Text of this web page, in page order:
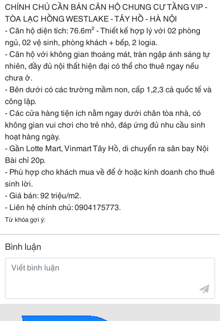
CHÍNH CHỦ CẦN BÁN CĂN HỘ CHUNG CƯ TẦNG VIP -
TÒA LẠC HỒNG WESTLAKE - TÂY HỒ - HÀ NỘI
- Căn hộ diện tích: 76.6m² - Thiết kế hợp lý với 02 phòng
ngủ, 02 vệ sinh, phòng khách + bếp, 2 logia.
- Căn hộ với không gian thoáng mát, tràn ngập ánh sáng tự
nhiên, đầy đủ nội thất hiện đại có thể cho thuê ngay nếu
chưa ở.
- Bên dưới có các trường mầm non, cấp 1,2,3 cả quốc tế và
công lập.
- Các cửa hàng tiện ích nằm ngay dưới chân tòa nhà, có
không gian vui chơi cho trẻ nhỏ, đáp ứng đủ nhu cầu sinh
hoạt hàng ngày.
- Gần Lotte Mart, Vinmart Tây Hồ, di chuyển ra sân bay Nội
Bài chỉ 20p.
- Phù hợp cho khách mua về để ở hoặc kinh doanh cho thuê
sinh lời.
- Giá bán: 92 triệu/m2.
- Liên hệ chính chủ: 0904175773.
Từ khóa gợi ý:
Bình luận